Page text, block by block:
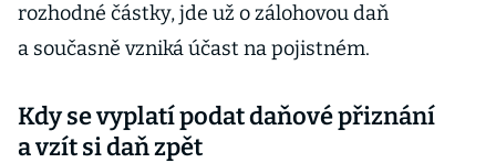
rozhodné částky, jde už o zálohovou daň
a současně vzniká účast na pojistném.
Kdy se vyplatí podat daňové přiznání
a vzít si daň zpět